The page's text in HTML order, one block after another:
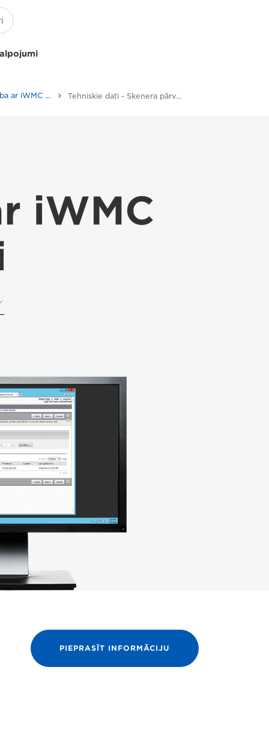
Skenera pārvaldība ar iWMC - Dokumentu skeneri Tehniskie dati - Skenera pārvaldība ar iWMC
iWMC
PIEPRASĪT INFORMĀCIJU